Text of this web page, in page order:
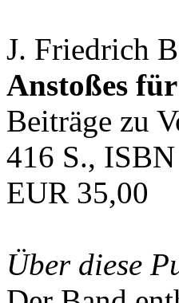
J. Friedrich
Anstoßes
Beiträge zu
416 S.,
EUR 35,00
Über diese